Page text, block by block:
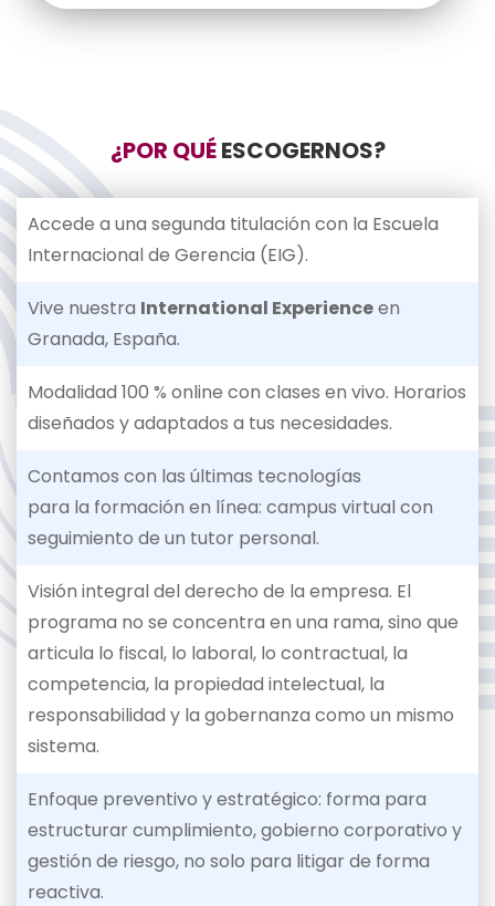
¿POR QUÉESCOGERNOS?
Accede a una segunda titulación con la Escuela
Internacional de Gerencia (EIG).
Vive nuestra International Experienceen
Granada, España.
Modalidad 100 % online con clases en vivo. Horarios
diseñados y adaptados a tus necesidades.
Contamos con las últimas tecnologías
para la formación en línea: campus virtual con
seguimiento de un tutor personal.
Visión integral del derecho de la empresa. El
programa no se concentra en una rama, sino que
articula lo fiscal, lo laboral, lo contractual, la
competencia, la propiedad intelectual, la
responsabilidad y la gobernanza como un mismo
sistema.
Enfoque preventivo y estratégico: forma para
estructurar cumplimiento, gobierno corporativo y
gestión de riesgo, no solo para litigar de forma
reactiva.